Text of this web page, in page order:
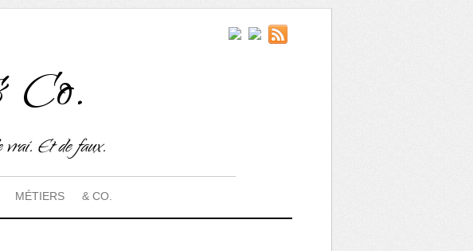
Co.
vrai. Et de faux.
MÉTIERS & CO.